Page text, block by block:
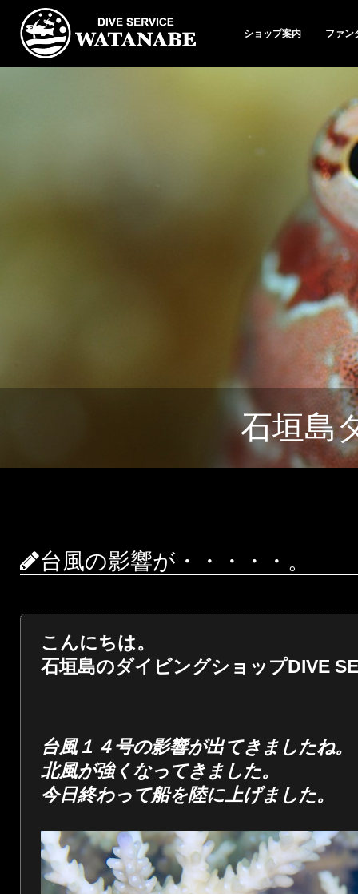
ショップ案内 ファン
石垣島
台風の影響が・・・・・。
こんにちは。
石垣島のダイビングショップDIVE
台風１４号の影響が出てきましたね。
北風が強くなってきました。
今日終わって船を陸に上げました。